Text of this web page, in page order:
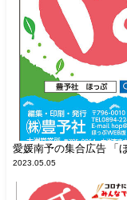
愛媛南予の集合広告 「
2023.05.05